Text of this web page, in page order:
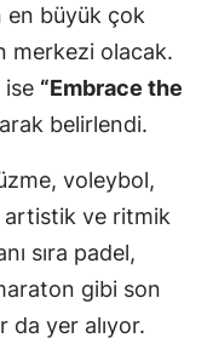
en büyük çok
merkezi olacak.
ise “Embrace the
belirlendi.
voleybol,
ve ritmik
sıra padel,
gibi son
da yer alıyor.